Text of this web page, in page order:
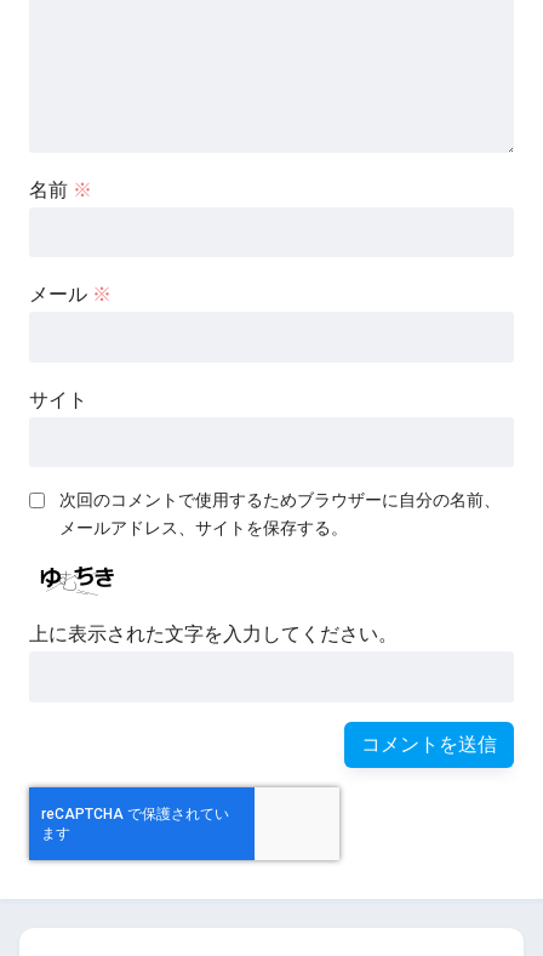
名前 ※
メール ※
サイト
次回のコメントで使用するためブラウザーに自分の名前、
メールアドレス、サイトを保存する。
上に表示された文字を入力してください。